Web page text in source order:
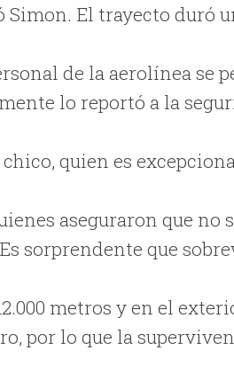
El trayecto duró
de la aerolínea se
lo reportó a la
quien es
aseguraron que no
sorprendente que
metros y en el
por lo que la